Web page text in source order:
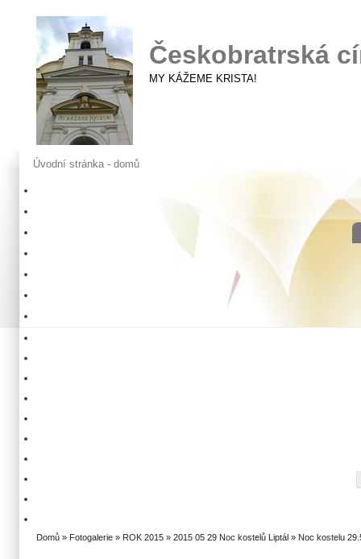
Českobratrská
MY KÁŽEME KRISTA!
Úvodní stránka - domů
Domů » Fotogalerie » ROK 2015 » 2015 05 29 Noc kostelů Liptál » Noc kostelu